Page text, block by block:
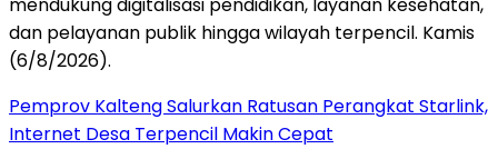
Pemprov Kalteng Salurkan Ratusan Perangkat Starlink,
Internet Desa Terpencil Makin Cepat